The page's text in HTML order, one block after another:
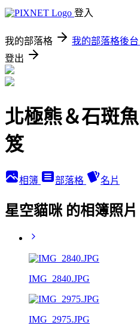
登入
我的部落格 我的部落格後台
登出
北極熊＆石斑
笈
相簿 部落格 名片
星空貓咪 的相簿照片
IMG_2840.JPG
IMG_2975.JPG